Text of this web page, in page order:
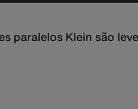
paralelos Klein são